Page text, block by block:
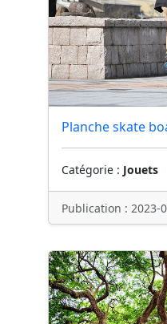
Planche skate
Catégorie : Jouets
Publication : 2023-